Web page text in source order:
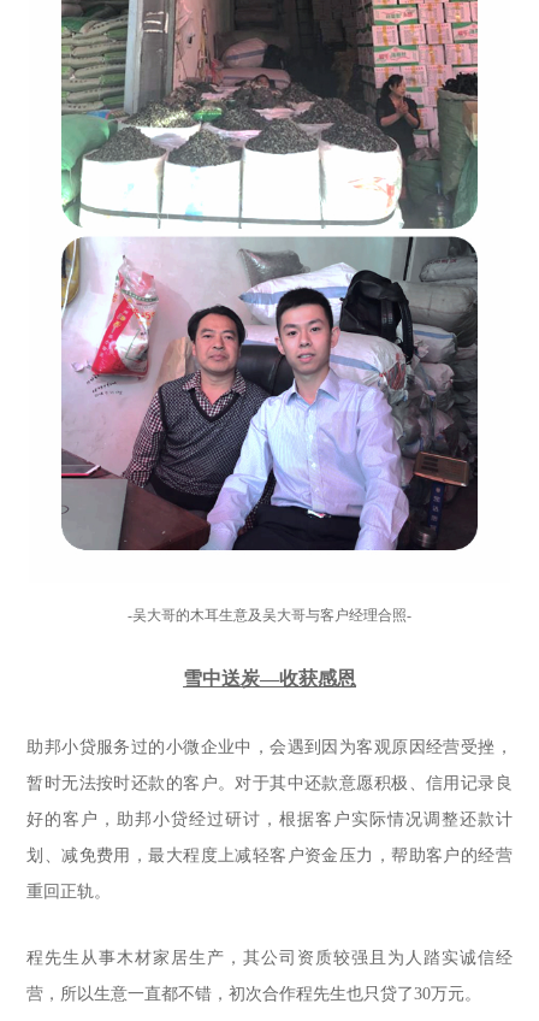
-吴大哥的木耳生意及吴大哥与客户经理合照-
雪中送炭—收获感恩
助邦小贷服务过的小微企业中，会遇到因为客观原因经营受挫，
暂时无法按时还款的客户。对于其中还款意愿积极、信用记录良
好的客户，助邦小贷经过研讨，根据客户实际情况调整还款计
划、减免费用，最大程度上减轻客户资金压力，帮助客户的经营
重回正轨。
程先生从事木材家居生产，其公司资质较强且为人踏实诚信经
营，所以生意一直都不错，初次合作程先生也只贷了30万元。